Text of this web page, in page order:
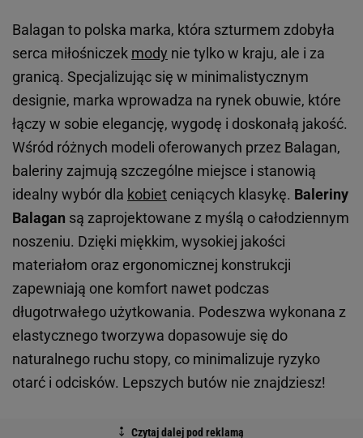
Balagan to polska marka, która szturmem zdobyła
serca miłośniczek mody nie tylko w kraju, ale i za
granicą. Specjalizując się w minimalistycznym
designie, marka wprowadza na rynek obuwie, które
łączy w sobie elegancję, wygodę i doskonałą jakość.
Wśród różnych modeli oferowanych przez Balagan,
baleriny zajmują szczególne miejsce i stanowią
idealny wybór dla kobiet ceniących klasykę. Baleriny
Balagan są zaprojektowane z myślą o całodziennym
noszeniu. Dzięki miękkim, wysokiej jakości
materiałom oraz ergonomicznej konstrukcji
zapewniają one komfort nawet podczas
długotrwałego użytkowania. Podeszwa wykonana z
elastycznego tworzywa dopasowuje się do
naturalnego ruchu stopy, co minimalizuje ryzyko
otarć i odcisków. Lepszych butów nie znajdziesz!